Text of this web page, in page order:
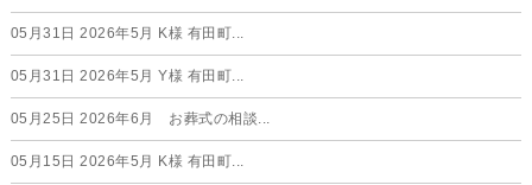
05月31日 2026年5月 K様 有田町...
05月31日 2026年5月 Y様 有田町...
05月25日 2026年6月 お葬式の相談...
05月15日 2026年5月 K様 有田町...